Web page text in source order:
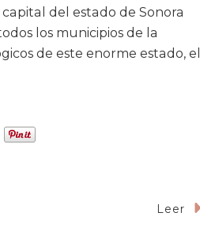
del estado de Sonora
los municipios de la
de este enorme estado, el
Leer